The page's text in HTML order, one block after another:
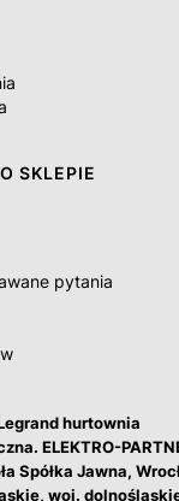
SKLEPIE
pytania
hurtownia
ELEKTRO-
Spółka Jawna,
woj.